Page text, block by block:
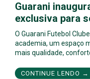
Guarani
exclusiva para
O Guarani Futebol
academia, um espaço
mais qualidade,
CONTINUE LENDO →